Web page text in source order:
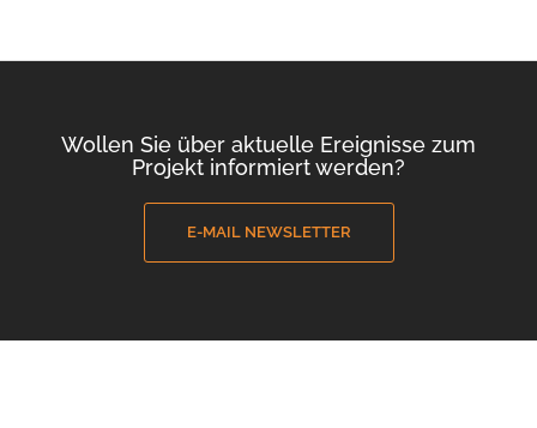
Wollen Sie über aktuelle Ereignisse zum
Projekt informiert werden?
E-MAIL NEWSLETTER